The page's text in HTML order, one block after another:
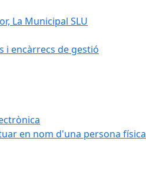
La Municipal SLU
i encàrrecs de gestió
en nom d'una persona física